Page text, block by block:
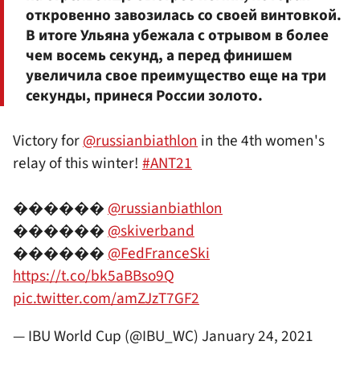
откровенно завозилась со своей винтовкой.
В итоге Ульяна убежала с отрывом в более
чем восемь секунд, а перед финишем
увеличила свое преимущество еще на три
секунды, принеся России золото.
Victory for@russianbiathlonin the 4th women's
relay of this winter! #ANT21
������@russianbiathlon
������@skiverband
������@FedFranceSki
https://t.co/bk5aBBso9Q
pic.twitter.com/amZJzT7GF2
— IBU World Cup (@IBU_WC)January 24, 2021